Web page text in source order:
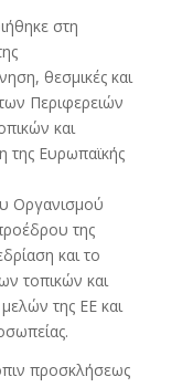
στη
θεσμικές και
Περιφερειών
και
Ευρωπαϊκής
Οργανισμού
της
και το
τοπικών και
της ΕΕ και
προσκλήσεως